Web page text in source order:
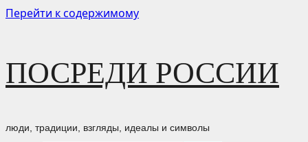
Перейти к содержимому
ПОСРЕДИ РОССИИ
люди, традиции, взгляды, идеалы и символы